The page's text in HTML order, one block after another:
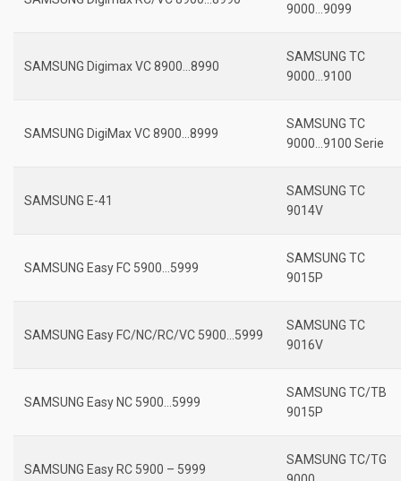
9000…9099
SAMSUNG Digimax VC 8900…8990
SAMSUNG TC
9000…9100
SAMSUNG DigiMax VC 8900…8999
SAMSUNG TC
9000…9100 Serie
SAMSUNG E-41
SAMSUNG TC
9014V
SAMSUNG Easy FC 5900…5999
SAMSUNG TC
9015P
SAMSUNG Easy FC/NC/RC/VC 5900…5999
SAMSUNG TC
9016V
SAMSUNG Easy NC 5900…5999
SAMSUNG TC/TB
9015P
SAMSUNG Easy RC 5900 – 5999
SAMSUNG TC/TG